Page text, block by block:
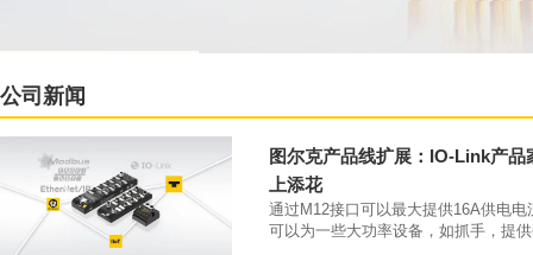
公司新闻
图尔克产品线扩展：IO-Link产品
上添花
通过M12接口可以最大提供16A供电电
可以为一些大功率设备，如抓手，提